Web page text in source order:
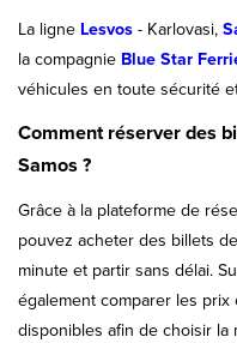
La ligne Lesvos - Karlovasi,
la compagnie Blue Star
véhicules en toute sécurité
Comment réserver des
Samos ?
Grâce à la plateforme de
pouvez acheter des billets
minute et partir sans délai.
également comparer les
disponibles afin de choisir